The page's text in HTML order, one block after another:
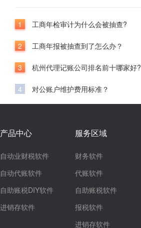
1 工商年检审计为什么会被抽查?
2 工商年报被抽查到了怎么办？
3 杭州代理记账公司排名前十哪家好?
4 对公账户维护费用标准？
产品中心
自动业财税软件
自动代账软件
自助账税DIY软件
进销存软件
服务区域
财务软件
代账软件
自助账税软件
报税软件
进销存软件